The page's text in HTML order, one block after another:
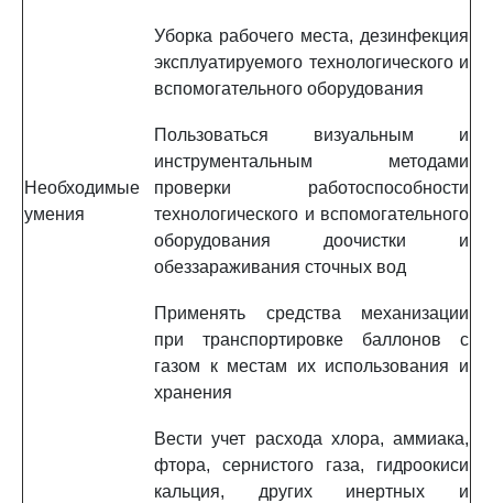
Уборка рабочего места, дезинфекция
эксплуатируемого технологического и
вспомогательного оборудования
Необходимые
умения
Пользоваться визуальным и
инструментальным методами
проверки работоспособности
технологического и вспомогательного
оборудования доочистки и
обеззараживания сточных вод
Применять средства механизации
при транспортировке баллонов с
газом к местам их использования и
хранения
Вести учет расхода хлора, аммиака,
фтора, сернистого газа, гидроокиси
кальция, других инертных и